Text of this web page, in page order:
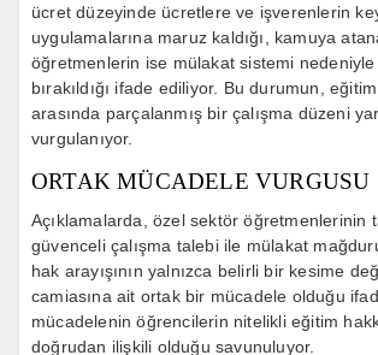
ücret düzeyinde ücretlere ve işverenlerin
uygulamalarına maruz kaldığı, kamuya
öğretmenlerin ise mülakat sistemi
bırakıldığı ifade ediliyor. Bu durumun,
arasında parçalanmış bir çalışma düzeni
vurgulanıyor.
ORTAK MÜCADELE VURGUSU
Açıklamalarda, özel sektör öğretmenlerinin
güvenceli çalışma talebi ile mülakat
hak arayışının yalnızca belirli bir kesime
camiasına ait ortak bir mücadele olduğu
mücadelenin öğrencilerin nitelikli eğitim
doğrudan ilişkili olduğu savunuluyor.